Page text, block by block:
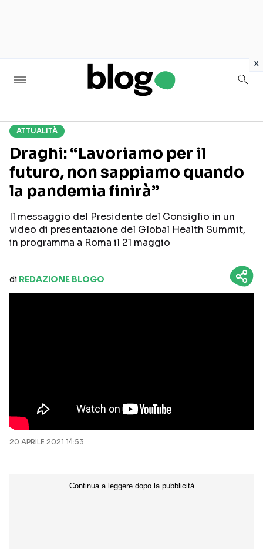
x
Seguici sui social
ATTUALITÀ
Draghi: “Lavoriamo per il
futuro, non sappiamo quando
la pandemia finirà”
Il messaggio del Presidente del Consiglio in un
video di presentazione del Global Health Summit,
in programma a Roma il 21 maggio
di REDAZIONE BLOGO
20 APRILE 2021 14:53